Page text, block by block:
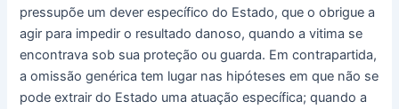
pressupõe um dever específico do Estado, que o obrigue a
agir para impedir o resultado danoso, quando a vitima se
encontrava sob sua proteção ou guarda. Em contrapartida,
a omissão genérica tem lugar nas hipóteses em que não se
pode extrair do Estado uma atuação específica; quando a